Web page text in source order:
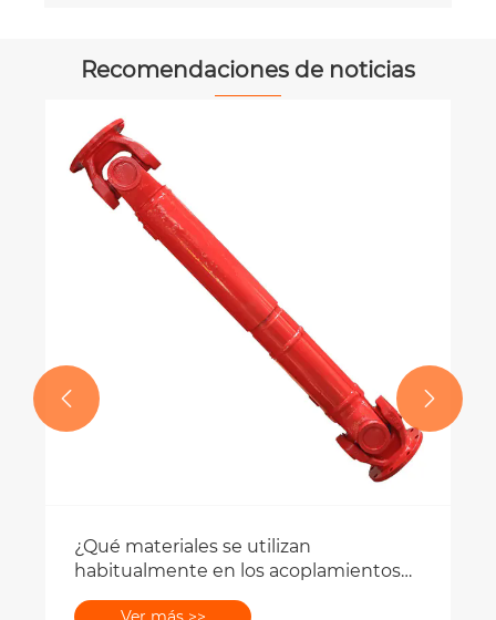
Recomendaciones de noticias
Pasos de diseño y problemas de falla
comunes de las prensas hidráulicas
Ver más >>
 